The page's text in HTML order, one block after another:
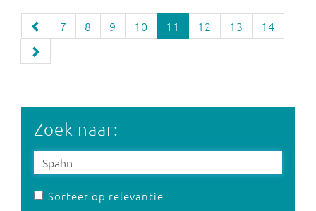
7 8 9 10 11 12 13 14
Zoek naar:
Sorteer op relevantie